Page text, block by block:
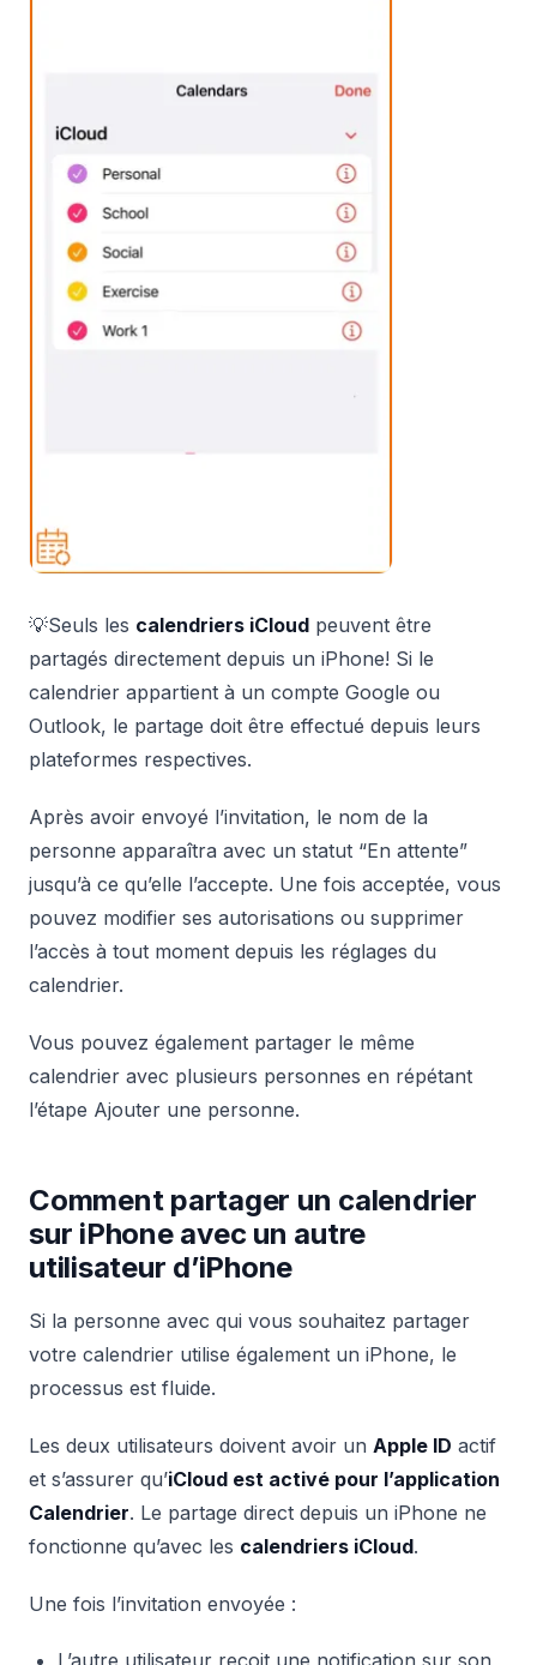
💡Seuls les calendriers iCloud peuvent être
partagés directement depuis un iPhone! Si le
calendrier appartient à un compte Google ou
Outlook, le partage doit être effectué depuis leurs
plateformes respectives.
Après avoir envoyé l’invitation, le nom de la
personne apparaîtra avec un statut “En attente”
jusqu’à ce qu’elle l’accepte. Une fois acceptée, vous
pouvez modifier ses autorisations ou supprimer
l’accès à tout moment depuis les réglages du
calendrier.
Vous pouvez également partager le même
calendrier avec plusieurs personnes en répétant
l’étape Ajouter une personne.
Comment partager un calendrier
sur iPhone avec un autre
utilisateur d’iPhone
Si la personne avec qui vous souhaitez partager
votre calendrier utilise également un iPhone, le
processus est fluide.
Les deux utilisateurs doivent avoir un Apple ID actif
et s’assurer qu’iCloud est activé pour l’application
Calendrier. Le partage direct depuis un iPhone ne
fonctionne qu’avec les calendriers iCloud.
Une fois l’invitation envoyée :
L’autre utilisateur reçoit une notification sur son